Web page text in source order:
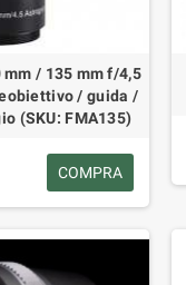
mm / 135 mm f/4,5
/ guida /
(SKU: FMA135)
COMPRA